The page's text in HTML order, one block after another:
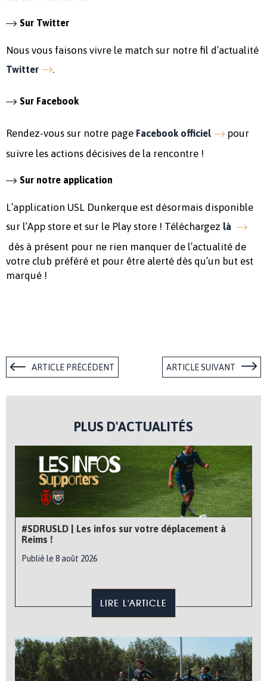
Sur Twitter
Nous vous faisons vivre le match sur notre fil d’actualité
Twitter .
Sur Facebook
Rendez-vous sur notre page Facebook officiel
pour
suivre les actions décisives de la rencontre !
Sur notre application
L’application USL Dunkerque est désormais disponible
sur l’App store et sur le Play store ! Téléchargez là
dès à présent pour ne rien manquer de l’actualité de
votre club préféré et pour être alerté dès qu’un but est
marqué !
ARTICLE PRÉCÉDENT ARTICLE SUIVANT
PLUS D'ACTUALITÉS
#SDRUSLD | Les infos sur votre déplacement à
Reims !
Publié le 8 août 2026
LIRE L'ARTICLE